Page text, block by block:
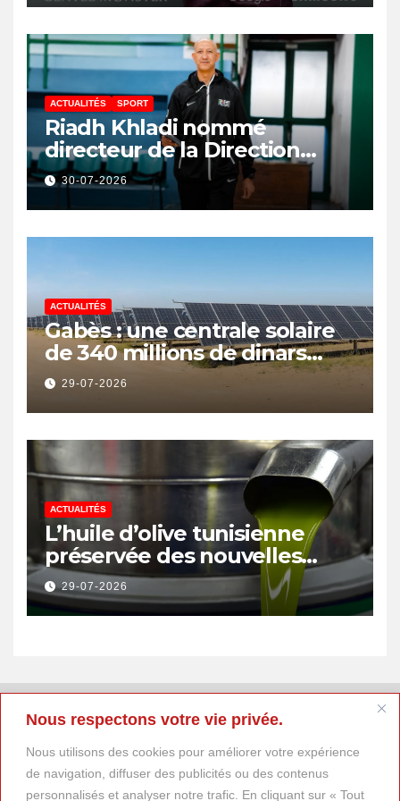
Nous respectons votre vie privée.
Nous utilisons des cookies pour améliorer votre expérience
de navigation, diffuser des publicités ou des contenus
personnalisés et analyser notre trafic. En cliquant sur « Tout
ACTUALITÉS SPORT
Riadh Khladi nommé
directeur de la Direction
Nationale de l’Arbitrage
30-07-2026
ACTUALITÉS
Gabès : une centrale solaire
de 340 millions de dinars
pour renforcer la transition
énergétique et créer 400
emplois
29-07-2026
ACTUALITÉS
L’huile d’olive tunisienne
préservée des nouvelles
surtaxes américaines de
Donald Trump
29-07-2026